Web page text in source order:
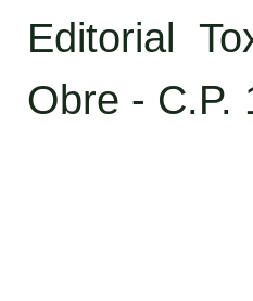
Editorial
Obre - C.P.